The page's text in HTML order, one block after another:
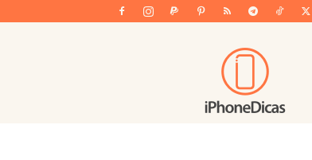
iPhoneDicas